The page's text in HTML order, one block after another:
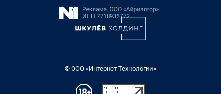
© ООО «Интернет Технологии»